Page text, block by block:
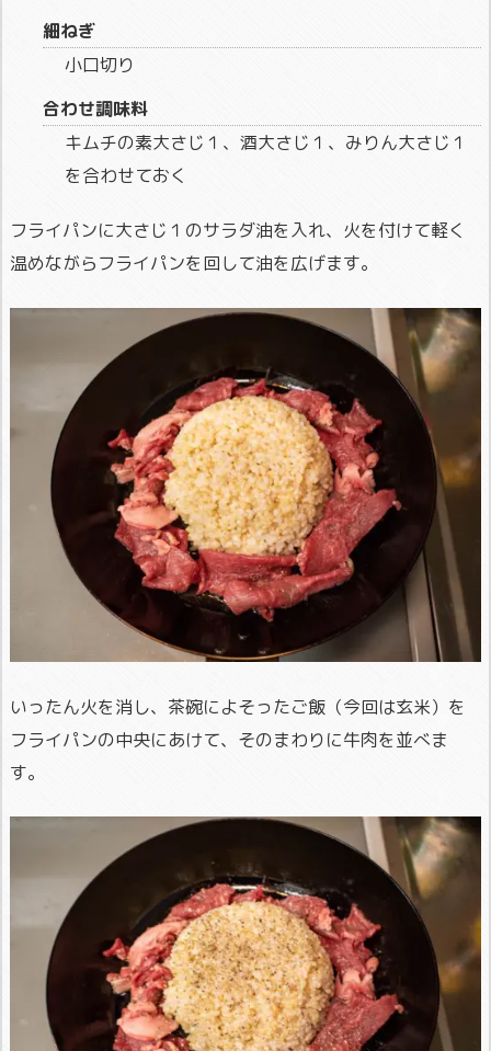
細ねぎ
小口切り
合わせ調味料
キムチの素大さじ１、酒大さじ１、みりん大さじ１
を合わせておく
フライパンに大さじ１のサラダ油を入れ、火を付けて軽く
温めながらフライパンを回して油を広げます。
いったん火を消し、茶碗によそったご飯（今回は玄米）を
フライパンの中央にあけて、そのまわりに牛肉を並べま
す。